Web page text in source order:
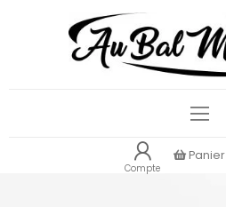
Compte
Panier